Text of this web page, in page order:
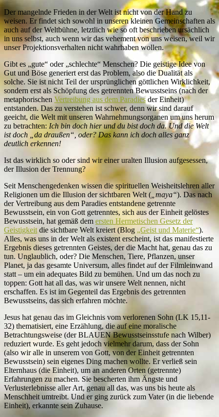
Der mangelnde Frieden in der Welt ist nicht von der Hand zu
weisen. Er findet sich sowohl in unseren kleinen Gemeinschaften als
auch auf der Weltbühne, letztlich wie so oft beschrieben ursächlich
in uns selbst, auch wenn wir das vehement von uns weisen, weil wir
unser Projektionsverhalten nicht wahrhaben wollen.
Gibt es „gute“ oder „schlechte“ Menschen? Die geistige Idee von
Gut und Böse generiert erst das Problem, also die Dualität als
solche. Sie ist nicht Teil der ursprünglichen göttlichen Wirklichkeit,
sondern erst als Schöpfung des getrennten Bewusstseins (nach der
metaphorischen Vertreibung aus dem Paradies der Einheit)
entstanden. Das zu verstehen ist schwer, denn wir sind darauf
geeicht, die Welt mit unseren Wahrnehmungsorganen um uns herum
zu betrachten: Ich bin doch hier und du bist doch da. Und die Welt
ist doch „da draußen“, oder? Das kann ich doch alles ganz
deutlich erkennen!
Ist das wirklich so oder sind wir einer uralten Illusion aufgesessen,
der Illusion der Trennung?
Seit Menschengedenken wissen die spirituellen Weisheitslehren aller
Religionen um die Illusion der sichtbaren Welt ( „maya“). Das nach
der Vertreibung aus dem Paradies entstandene getrennte
Bewusstsein, ein von Gott getrenntes, sich aus der Einheit gelöstes
Bewusstsein, hat gemäß dem ersten Hermetischen Gesetz der
Geistigkeit die sichtbare Welt kreiert (Blog „Geist und Materie“).
Alles, was uns in der Welt als existent erscheint, ist das manifestierte
Ergebnis dieses getrennten Geistes, der die Macht hat, genau das zu
tun. Unglaublich, oder? Die Menschen, Tiere, Pflanzen, unser
Planet, ja das gesamte Universum, alles findet auf der Filmleinwand
statt – um ein adequates Bild zu bemühen. Und um das noch zu
toppen: Gott hat all das, was wir unsere Welt nennen, nicht
erschaffen. Es ist im Gegenteil das Ergebnis des getrennten
Bewusstseins, das sich erfahren möchte.
Jesus hat genau das im Gleichnis vom verlorenen Sohn (LK 15,11-
32) thematisiert, eine Erzählung, die auf eine moralische
Betrachtungsweise (der BLAUEN Bewusstseinsstufe nach Wilber)
reduziert wurde. Es geht jedoch vielmehr darum, dass der Sohn
(also wir alle in unserem von Gott, von der Einheit getrennten
Bewusstsein) sein eigenes Ding machen wollte. Er verließ sein
Elternhaus (die Einheit), um an anderen Orten (getrennte)
Erfahrungen zu machen. Sie bescherten ihm Ängste und
Verlusterlebnisse aller Art, genau all das, was uns bis heute als
Menschheit umtreibt. Und er ging zurück zum Vater (in die liebende
Einheit), erkannte sein Zuhause.